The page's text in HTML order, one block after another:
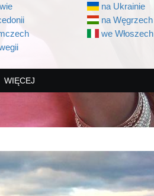
na Ukrainie
na Węgrzech
we Włoszech
WIĘCEJ